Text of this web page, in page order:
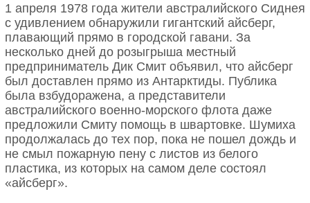
1 апреля 1978 года жители австралийского Сиднея
с удивлением обнаружили гигантский айсберг,
плавающий прямо в городской гавани. За
несколько дней до розыгрыша местный
предприниматель Дик Смит объявил, что айсберг
был доставлен прямо из Антарктиды. Публика
была взбудоражена, а представители
австралийского военно-морского флота даже
предложили Смиту помощь в швартовке. Шумиха
продолжалась до тех пор, пока не пошел дождь и
не смыл пожарную пену с листов из белого
пластика, из которых на самом деле состоял
«айсберг».